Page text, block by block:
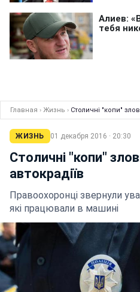
Главная › Жизнь › Столичні "копи"
ЖИЗНЬ 01 декабря 2016 · 20:30
Столичні "копи"
автокрадіїв
Правоохоронці звернули
які працювали в машині